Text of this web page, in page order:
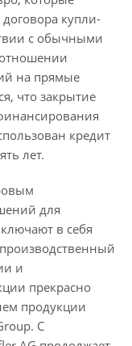
купли-
с обычными
на прямые
что закрытие
кредит
лет.
для
в себя
и
прекрасно
продукции
С